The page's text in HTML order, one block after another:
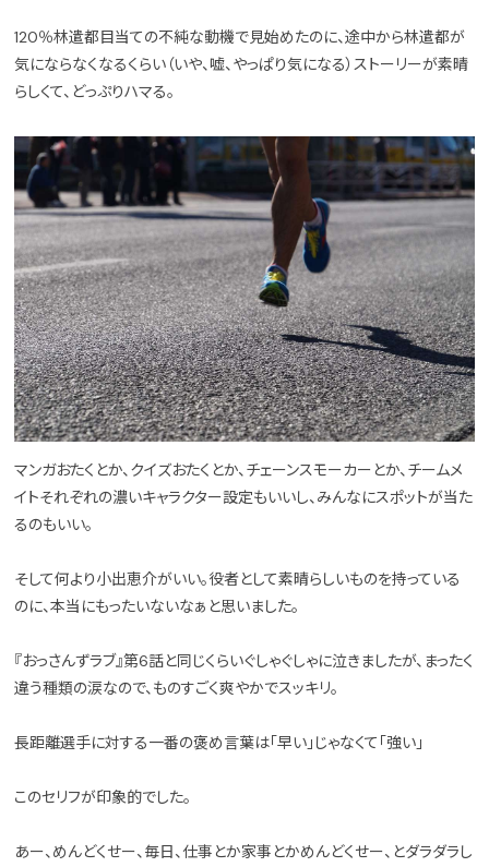
120％林遣都目当ての不純な動機で見始めたのに、途中から林遣都が
気にならなくなるくらい（いや、嘘、やっぱり気になる）ストーリーが素晴
らしくて、どっぷりハマる。
マンガおたくとか、クイズおたくとか、チェーンスモーカーとか、チームメ
イトそれぞれの濃いキャラクター設定もいいし、みんなにスポットが当た
るのもいい。
そして何より小出恵介がいい。役者として素晴らしいものを持っている
のに、本当にもったいないなぁと思いました。
『おっさんずラブ』第6話と同じくらいぐしゃぐしゃに泣きましたが、まったく
違う種類の涙なので、ものすごく爽やかでスッキリ。
長距離選手に対する一番の褒め言葉は「早い」じゃなくて「強い」
このセリフが印象的でした。
あー、めんどくせー、毎日、仕事とか家事とかめんどくせー、とダラダラし